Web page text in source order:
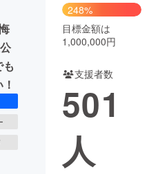
CAMPFIRE Creation
machi-ya コミュニティ
248%
目標金額は
1,000,000円
支援者数
501
人